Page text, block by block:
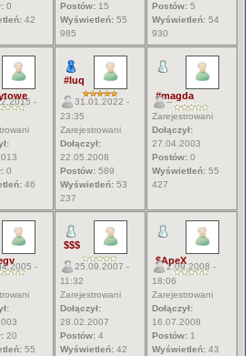
0
42
Postów: 15
Wyświetleń: 55
985
Postów: 5
Wyświetleń: 54
930
-
0
46
#luq
31.01.2022 -
23:35
Zarejestrowani
Dołączył:
22.05.2008
Postów: 589
Wyświetleń: 53
237
#magda
--
Zarejestrowani
Dołączył:
27.04.2003
Postów: 0
Wyświetleń: 55
427
-
20
55
$$$
25.09.2007 -
11:32
Zarejestrowani
Dołączył:
28.02.2007
Postów: 4
Wyświetleń: 42
$ApeX
2.09.2008 -
18:06
Zarejestrowani
Dołączył:
16.07.2008
Postów: 1
Wyświetleń: 43